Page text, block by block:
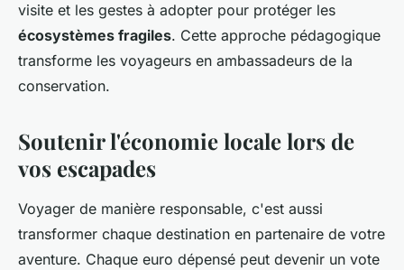
visite et les gestes à adopter pour protéger les
écosystèmes fragiles. Cette approche pédagogique
transforme les voyageurs en ambassadeurs de la
conservation.
Soutenir l'économie locale lors de
vos escapades
Voyager de manière responsable, c'est aussi
transformer chaque destination en partenaire de votre
aventure. Chaque euro dépensé peut devenir un vote